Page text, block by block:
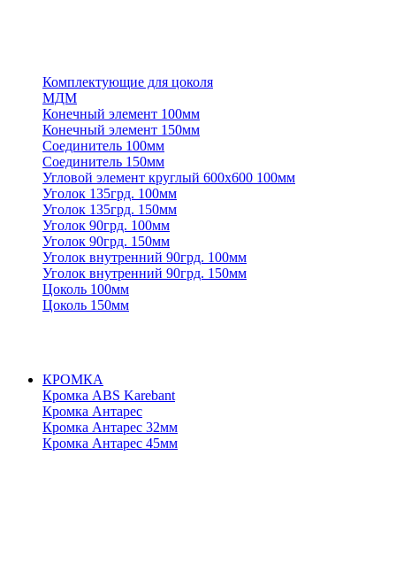
Комплектующие для цоколя
МДМ
Конечный элемент 100мм
Конечный элемент 150мм
Соединитель 100мм
Соединитель 150мм
Угловой элемент круглый 600х600 100мм
Уголок 135грд. 100мм
Уголок 135грд. 150мм
Уголок 90грд. 100мм
Уголок 90грд. 150мм
Уголок внутренний 90грд. 100мм
Уголок внутренний 90грд. 150мм
Цоколь 100мм
Цоколь 150мм
КРОМКА
Кромка ABS Karebant
Кромка Антарес
Кромка Антарес 32мм
Кромка Антарес 45мм